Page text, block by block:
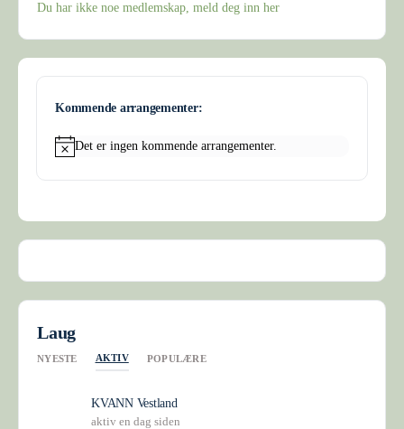
Du har ikke noe medlemskap, meld deg inn her
Kommende arrangementer:
Merknad
Det er ingen kommende arrangementer.
Laug
NYESTE AKTIV POPULÆRE
KVANN Vestland
aktiv en dag siden